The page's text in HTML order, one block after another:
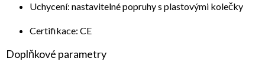
Uchycení: nastavitelné popruhy s plastovými kolečky
Certifikace: CE
Doplňkové parametry